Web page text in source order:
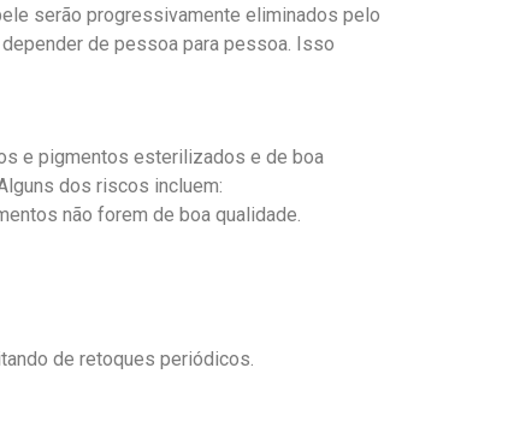
serão progressivamente eliminados pelo
de pessoa para pessoa. Isso
e pigmentos esterilizados e de boa
dos riscos incluem:
não forem de boa qualidade.
de retoques periódicos.